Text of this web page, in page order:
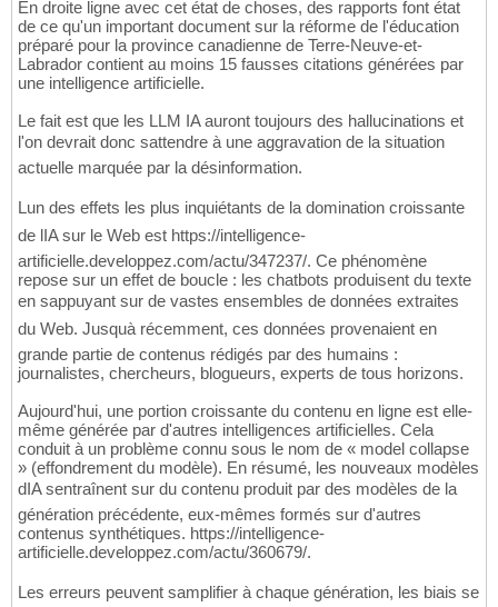
En droite ligne avec cet état de choses, des rapports font état
de ce qu'un important document sur la réforme de l'éducation
préparé pour la province canadienne de Terre-Neuve-et-
Labrador contient au moins 15 fausses citations générées par
une intelligence artificielle.
Le fait est que les LLM IA auront toujours des hallucinations et
l'on devrait donc sattendre à une aggravation de la situation
actuelle marquée par la désinformation.
Lun des effets les plus inquiétants de la domination croissante
de lIA sur le Web est https://intelligence-
artificielle.developpez.com/actu/347237/. Ce phénomène
repose sur un effet de boucle : les chatbots produisent du texte
en sappuyant sur de vastes ensembles de données extraites
du Web. Jusquà récemment, ces données provenaient en
grande partie de contenus rédigés par des humains :
journalistes, chercheurs, blogueurs, experts de tous horizons.
Aujourd'hui, une portion croissante du contenu en ligne est elle-
même générée par d'autres intelligences artificielles. Cela
conduit à un problème connu sous le nom de « model collapse
» (effondrement du modèle). En résumé, les nouveaux modèles
dIA sentraînent sur du contenu produit par des modèles de la
génération précédente, eux-mêmes formés sur d'autres
contenus synthétiques. https://intelligence-
artificielle.developpez.com/actu/360679/.
Les erreurs peuvent samplifier à chaque génération, les biais se